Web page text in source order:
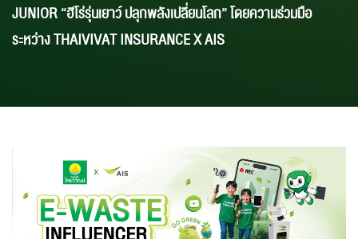
JUNIOR “ฮีโร่รุ่นเยาว์ ปลุกพลังเปลี่ยนโลก” โดยความร่วมมือ
ระหว่าง THAIVIVAT INSURANCE X AIS